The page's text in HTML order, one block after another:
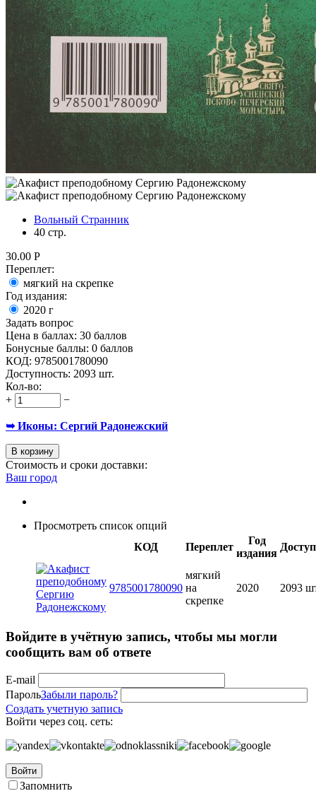
Вольный Странник
40 стр.
30.00 Р
Переплет:
мягкий на скрепке
Год издания:
2020 г
Задать вопрос
Цена в баллах: 30 баллов
Бонусные баллы: 0 баллов
КОД: 9785001780090
Доступность: 2093 шт.
Кол-во:
+
−
➥ Иконы: Сергий Радонежский
В корзину
Стоимость и сроки доставки:
Ваш город
Просмотреть список опций
КОД
Переплет
Год
издания
9785001780090
мягкий
на
скрепке
2020 2093
Войдите в учётную запись, чтобы мы могли
сообщить вам об ответе
E-mail
ПарольЗабыли пароль?
Создать учетную запись
Войти через соц. сеть:
Войти
Запомнить